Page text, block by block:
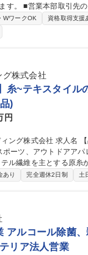
スピーディかつ正確に進
事務提供がミッション
集職種 ■【大企業取引／外
WワークOK 資格取得支援
グ株式会社
糸~テキスタイ
)
円
テキスタイルの加工技術・品質管理/クラレ
力外注工場と連携し、
あり 完全週休2日制 土
アルコール除菌
リア法人営業